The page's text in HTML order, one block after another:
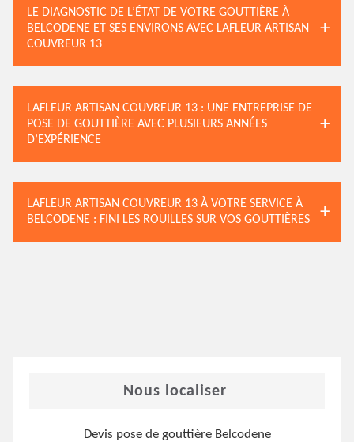
LE DIAGNOSTIC DE L’ÉTAT DE VOTRE GOUTTIÈRE À
BELCODENE ET SES ENVIRONS AVEC LAFLEUR ARTISAN
COUVREUR 13
LAFLEUR ARTISAN COUVREUR 13 : UNE ENTREPRISE DE
POSE DE GOUTTIÈRE AVEC PLUSIEURS ANNÉES
D’EXPÉRIENCE
LAFLEUR ARTISAN COUVREUR 13 À VOTRE SERVICE À
BELCODENE : FINI LES ROUILLES SUR VOS GOUTTIÈRES
Nous localiser
Devis pose de gouttière Belcodene